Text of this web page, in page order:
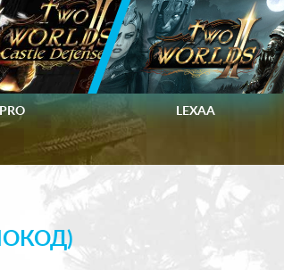
LEXAA